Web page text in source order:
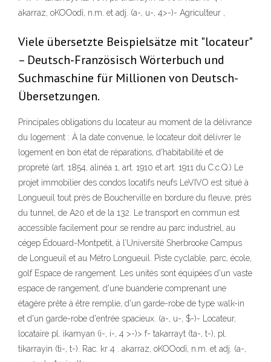
akarraz, oKOOodî, n.m. et adj. (a-, u-, 4>-)- Agriculteur ,
Viele übersetzte Beispielsätze mit "locateur"
– Deutsch-Französisch Wörterbuch und
Suchmaschine für Millionen von Deutsch-
Übersetzungen.
Principales obligations du locateur au moment de la délivrance
du logement : À la date convenue, le locateur doit délivrer le
logement en bon état de réparations, d'habitabilité et de
propreté (art. 1854, alinéa 1, art. 1910 et art. 1911 du C.c.Q.) Le
projet immobilier des condos locatifs neufs LeVIVO est situé à
Longueuil tout près de Boucherville en bordure du fleuve, près
du tunnel, de A20 et de la 132. Le transport en commun est
accessible facilement pour se rendre au parc industriel, au
cégep Édouard-Montpetit, à l’Université Sherbrooke Campus
de Longueuil et au Métro Longueuil. Piste cyclable, parc, école,
golf Espace de rangement. Les unités sont équipées d'un vaste
espace de rangement, d'une buanderie comprenant une
étagère prête à être remplie, d'un garde-robe de type walk-in
et d'un garde-robe d'entrée spacieux. (a-, u-, $-)- Locateur,
locataire pl. ikamyan (i-, i-, 4 >-)> f- takarrayt (ta-, t-), pl.
tikarrayin (ti-, t-). Rac. kr 4 . akarraz, oKOOodî, n.m. et adj. (a-,